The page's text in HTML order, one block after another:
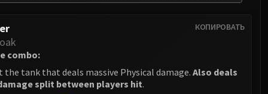
КОПИРОВАТЬ
combo:
the tank that deals massive Physical damage. Also deals
split between players hit.